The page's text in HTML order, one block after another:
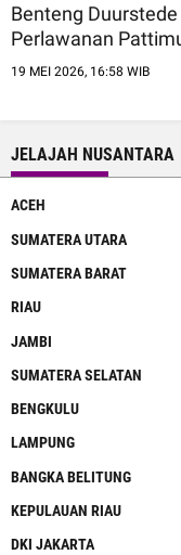
Benteng
Perlawanan
19 MEI 2026, 16:58 WIB
JELAJAH NUSANTARA
ACEH
SUMATERA UTARA
SUMATERA BARAT
RIAU
JAMBI
SUMATERA SELATAN
BENGKULU
LAMPUNG
BANGKA BELITUNG
KEPULAUAN RIAU
DKI JAKARTA